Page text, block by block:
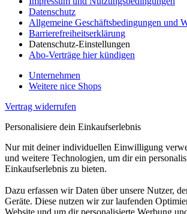
Datenschutz
Allgemeine Geschäftsbedingungen und
Barrierefreiheitserklärung
Datenschutz-Einstellungen
Abo-Verträge hier kündigen
Unternehmen
Weitere nice Shops
Vertrag widerrufen
Personalisiere dein Einkaufserlebnis
Nur mit deiner individuellen Einwilligung
und weitere Technologien, um dir ein
Einkaufserlebnis zu bieten.
Dazu erfassen wir Daten über unsere Nutzer,
Geräte. Diese nutzen wir zur laufenden